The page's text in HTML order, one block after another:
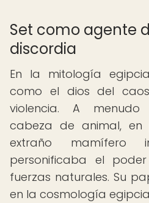
Set como agente
discordia
En la mitología
como el dios del
violencia. A menudo
cabeza de animal,
extraño mamífero
personificaba el
fuerzas naturales. Su
en la cosmología